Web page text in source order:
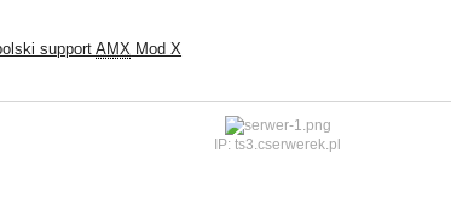
supportAMX Mod X
IP: ts3.cserwerek.pl